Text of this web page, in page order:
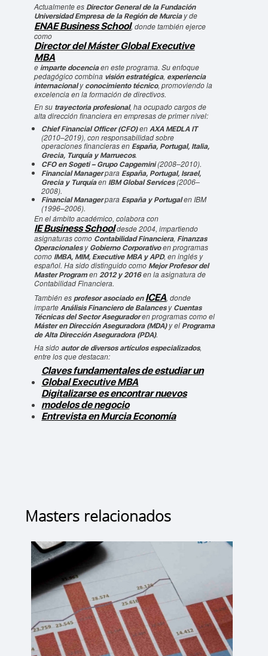
Actualmente es Director General de la Fundación
Universidad Empresa de la Región de Murciay de
ENAE Business School, donde también ejerce
como
Director del Máster Global Executive
MBA
e imparte docenciaen este programa. Su enfoque
pedagógico combina visión estratégica, experiencia
internacionaly conocimiento técnico, promoviendo la
excelencia en la formación de directivos.
En su trayectoria profesional, ha ocupado cargos de
alta dirección financiera en empresas de primer nivel:
Chief Financial Officer (CFO)en AXA MEDLA IT
(2010–2019), con responsabilidad sobre
operaciones financieras en España, Portugal, Italia,
Grecia, Turquía y Marruecos.
CFO en Sogeti – Grupo Capgemini(2008–2010).
Financial Managerpara España, Portugal, Israel,
Grecia y Turquíaen IBM Global Services(2006–
2008).
Financial Managerpara España y Portugalen IBM
(1996–2006).
En el ámbito académico, colabora con
IE Business Schooldesde 2004, impartiendo
asignaturas como Contabilidad Financiera, Finanzas
Operacionalesy Gobierno Corporativoen programas
como IMBA, MIM, Executive MBA y APD, en inglés y
español. Ha sido distinguido como Mejor Profesor del
Master Programen 2012 y 2016en la asignatura de
Contabilidad Financiera.
También es profesor asociado en ICEA, donde
imparte Análisis Financiero de Balancesy Cuentas
Técnicas del Sector Aseguradoren programas como el
Máster en Dirección Aseguradora (MDA)y el Programa
de Alta Dirección Aseguradora (PDA).
Ha sidoautor de diversos artículos especializados,
entre los que destacan:
Claves fundamentales de estudiar un
Global Executive MBA
Digitalizarse es encontrar nuevos
modelos de negocio
Entrevista en Murcia Economía
Masters relacionados